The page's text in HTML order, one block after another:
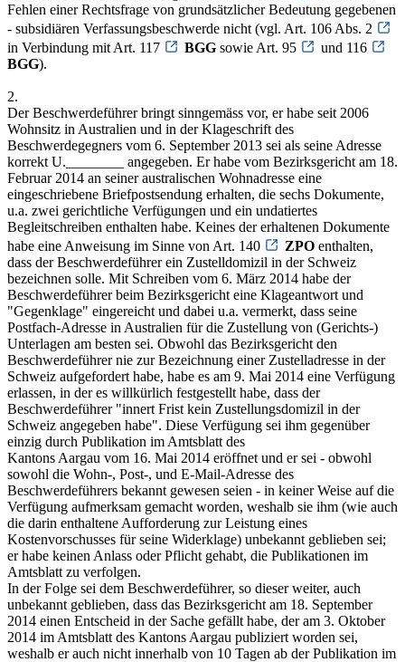
Fehlen einer Rechtsfrage von grundsätzlicher Bedeutung gegebenen
- subsidiären Verfassungsbeschwerde nicht (vgl. Art. 106 Abs. 2
in Verbindung mit Art. 117
BGG sowie Art. 95
und 116
BGG).
2.
Der Beschwerdeführer bringt sinngemäss vor, er habe seit 2006
Wohnsitz in Australien und in der Klageschrift des
Beschwerdegegners vom 6. September 2013 sei als seine Adresse
korrekt U.________ angegeben. Er habe vom Bezirksgericht am 18.
Februar 2014 an seiner australischen Wohnadresse eine
eingeschriebene Briefpostsendung erhalten, die sechs Dokumente,
u.a. zwei gerichtliche Verfügungen und ein undatiertes
Begleitschreiben enthalten habe. Keines der erhaltenen Dokumente
habe eine Anweisung im Sinne von Art. 140
ZPO enthalten,
dass der Beschwerdeführer ein Zustelldomizil in der Schweiz
bezeichnen solle. Mit Schreiben vom 6. März 2014 habe der
Beschwerdeführer beim Bezirksgericht eine Klageantwort und
"Gegenklage" eingereicht und dabei u.a. vermerkt, dass seine
Postfach-Adresse in Australien für die Zustellung von (Gerichts-)
Unterlagen am besten sei. Obwohl das Bezirksgericht den
Beschwerdeführer nie zur Bezeichnung einer Zustelladresse in der
Schweiz aufgefordert habe, habe es am 9. Mai 2014 eine Verfügung
erlassen, in der es willkürlich festgestellt habe, dass der
Beschwerdeführer "innert Frist kein Zustellungsdomizil in der
Schweiz angegeben habe". Diese Verfügung sei ihm gegenüber
einzig durch Publikation im Amtsblatt des
Kantons Aargau vom 16. Mai 2014 eröffnet und er sei - obwohl
sowohl die Wohn-, Post-, und E-Mail-Adresse des
Beschwerdeführers bekannt gewesen seien - in keiner Weise auf die
Verfügung aufmerksam gemacht worden, weshalb sie ihm (wie auch
die darin enthaltene Aufforderung zur Leistung eines
Kostenvorschusses für seine Widerklage) unbekannt geblieben sei;
er habe keinen Anlass oder Pflicht gehabt, die Publikationen im
Amtsblatt zu verfolgen.
In der Folge sei dem Beschwerdeführer, so dieser weiter, auch
unbekannt geblieben, dass das Bezirksgericht am 18. September
2014 einen Entscheid in der Sache gefällt habe, der am 3. Oktober
2014 im Amtsblatt des Kantons Aargau publiziert worden sei,
weshalb er auch nicht innerhalb von 10 Tagen ab der Publikation im